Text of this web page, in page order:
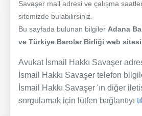
Savaşer mail adresi ve çalışma
sitemizde bulabilirsiniz.
Bu sayfada bulunan bilgiler Adana
ve Türkiye Barolar Birliği web
Avukat İsmail Hakkı Savaşer
İsmail Hakkı Savaşer telefon
İsmail Hakkı Savaşer 'ın diğer
sorgulamak için lütfen bağlantıyı